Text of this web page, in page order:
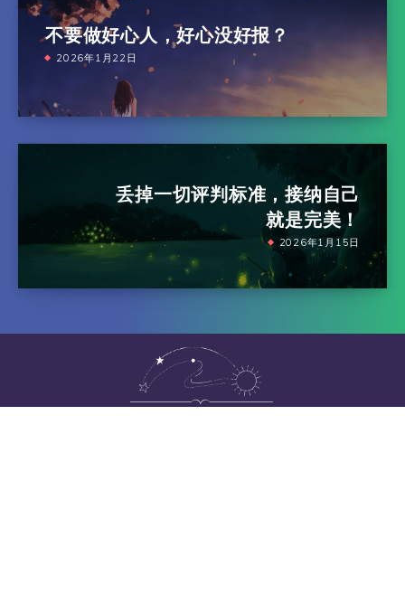
不要做好心人，好心没好报？
2026年1月22日
丢掉一切评判标准，接纳自己
就是完美！
2026年1月15日